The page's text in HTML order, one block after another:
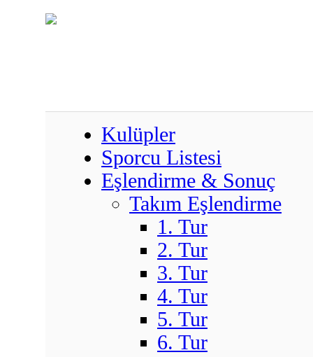
Kulüpler
Sporcu Listesi
Eşlendirme & Sonuç
Takım Eşlendirme
1. Tur
2. Tur
3. Tur
4. Tur
5. Tur
6. Tur